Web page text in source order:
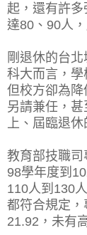
起，還有許
達80、90人
剛退休的台
科大而言，學
但校方卻為
另請兼任，
上、屆臨退
教育部技職
98學年度到
110人到130
都符合規定
21.92，未有